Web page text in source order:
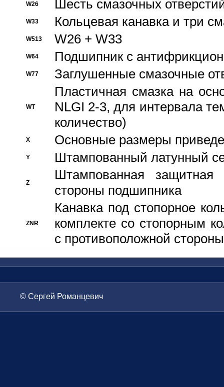
W26 Шесть смазочных
W33 Кольцевая канавка и три
W513 W26 + W33
W64 Подшипник с
W77 Заглушенные смазочные
WT
Пластичная смазка на
NLGI 2-3, для интервала
количество)
X Основные размеры
Y Штампованный латунный
Z
Штампованная
стороны подшипника
ZNR
Канавка под стопорное
комплекте со стопорным
с противоположной стороны
© Сергей Романцевич